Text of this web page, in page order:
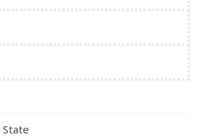
State